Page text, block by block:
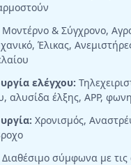
Μοντέρνο & Σύγχρονο,
Έλικας,
ελέγχου:
αλυσίδα έλξης, APP,
Χρονισμός,
Διαθέσιμο σύμφωνα με τις